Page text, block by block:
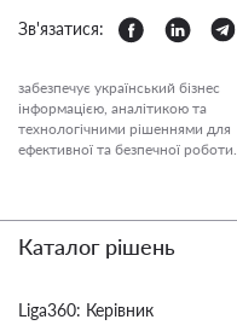
Зв'язатися:
забезпечує український бізнес
інформацією, аналітикою та
технологічними рішеннями для
ефективної та безпечної роботи.
Каталог рішень
Liga360: Керівник